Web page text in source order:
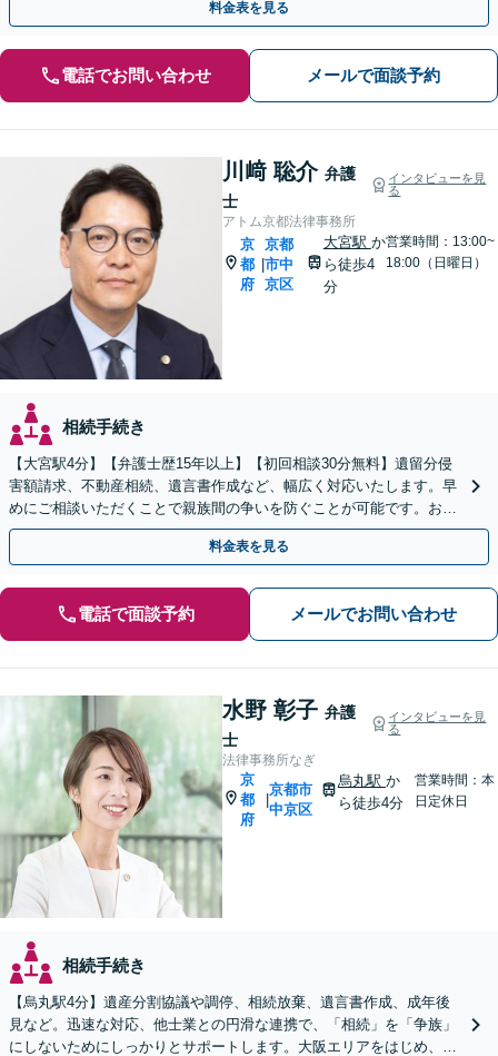
料金表を見る
電話でお問い合わせ メールで面談予約
川﨑 聡介 弁護
士
インタビューを見
る
アトム京都法律事務所
京
都
府
京都
市中
京区
大宮駅 か
ら徒歩4
分
営業時間：13:00~
18:00（日曜日）
相続手続き
【大宮駅4分】【弁護士歴15年以上】【初回相談30分無料】遺留分侵
害額請求、不動産相続、遺言書作成など、幅広く対応いたします。早
めにご相談いただくことで親族間の争いを防ぐことが可能です。おひ
とりで悩まず、まずは弁護士にご相談ください。
料金表を見る
電話で面談予約 メールでお問い合わせ
水野 彰子 弁護
士
インタビューを見
る
法律事務所なぎ
京
都
府
京都市
中京区
烏丸駅 か
ら徒歩4分
営業時間：本
日定休日
相続手続き
【烏丸駅4分】遺産分割協議や調停、相続放棄、遺言書作成、成年後
見など。迅速な対応、他士業との円滑な連携で、「相続」を「争族」
にしないためにしっかりとサポートします。大阪エリアをはじめ、出